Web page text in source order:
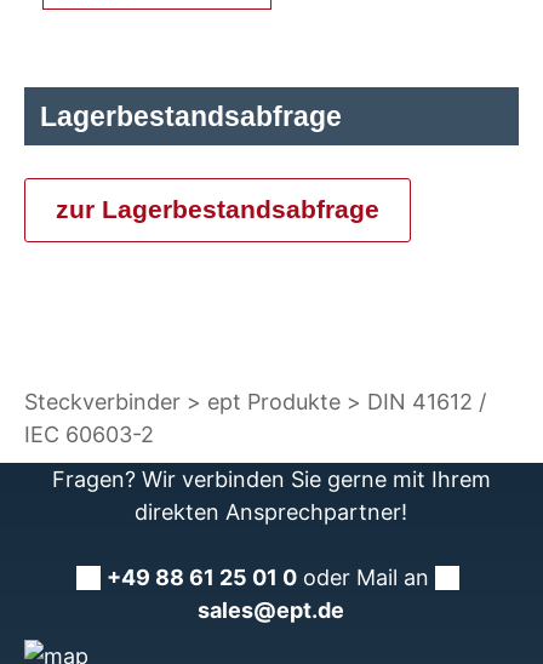
Lagerbestandsabfrage
zur Lagerbestandsabfrage
Steckverbinder ept Produkte
DIN 41612 /
IEC 60603-2
Fragen? Wir verbinden Sie gerne mit Ihrem
direkten Ansprechpartner!
+49 88 61 25 01 0 oder Mail an
sales@ept.de